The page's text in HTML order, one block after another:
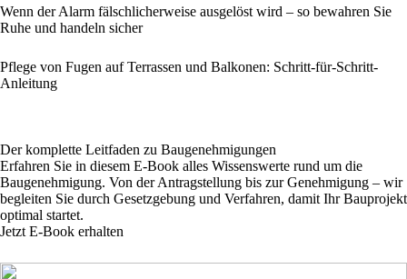
Wenn der Alarm fälschlicherweise ausgelöst wird – so bewahren Sie
Ruhe und handeln sicher
Pflege von Fugen auf Terrassen und Balkonen: Schritt-für-Schritt-
Anleitung
Der komplette Leitfaden zu Baugenehmigungen
Erfahren Sie in diesem E-Book alles Wissenswerte rund um die
Baugenehmigung. Von der Antragstellung bis zur Genehmigung – wir
begleiten Sie durch Gesetzgebung und Verfahren, damit Ihr Bauprojekt
optimal startet.
Jetzt E-Book erhalten